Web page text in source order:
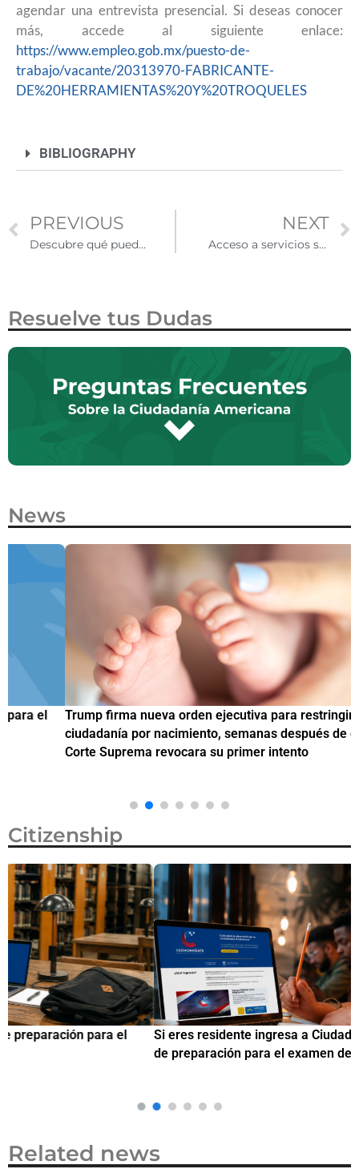
agendar una entrevista presencial. Si deseas conocer
más, accede al siguiente enlace:
https://www.empleo.gob.mx/puesto-de-
trabajo/vacante/20313970-FABRICANTE-
DE%20HERRAMIENTAS%20Y%20TROQUELES
BIBLIOGRAPHY
PREVIOUS
Descubre qué pueden hacer los Consulados de México por ti
NEXT
Acceso a servicios sociales para migrantes en EE.UU.
Resuelve tus Dudas
News
Trump firma nueva orden ejecutiva para restringir la
ciudadanía por nacimiento, semanas después de que la
Corte Suprema revocara su primer intento
Citizenship
Si eres residente ingresa a Ciudadanízate, el curso gratuito
de preparación para el examen de naturalización en EUA
Related news